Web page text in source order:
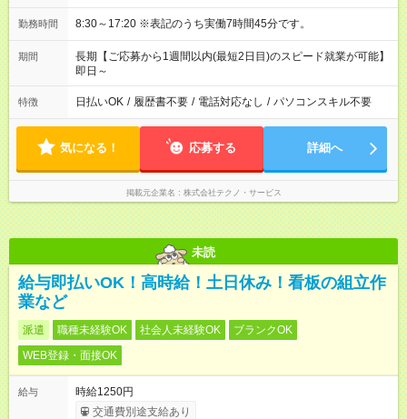
勤務時間 8:30～17:20 ※表記のうち実働7時間45分です。
期間
長期【ご応募から1週間以内(最短2日目)のスピード就業が可能】
即日～
特徴 日払いOK / 履歴書不要 / 電話対応なし / パソコンスキル不要
気になる！ 応募する 詳細へ
掲載元企業名 株式会社テクノ・サービス
未読
給与即払いOK！高時給！土日休み！看板の組立作
業など
派遣 職種未経験OK 社会人未経験OK
ブランクOK
WEB登録・面接OK
給与
時給1250円
交通費別途支給あり